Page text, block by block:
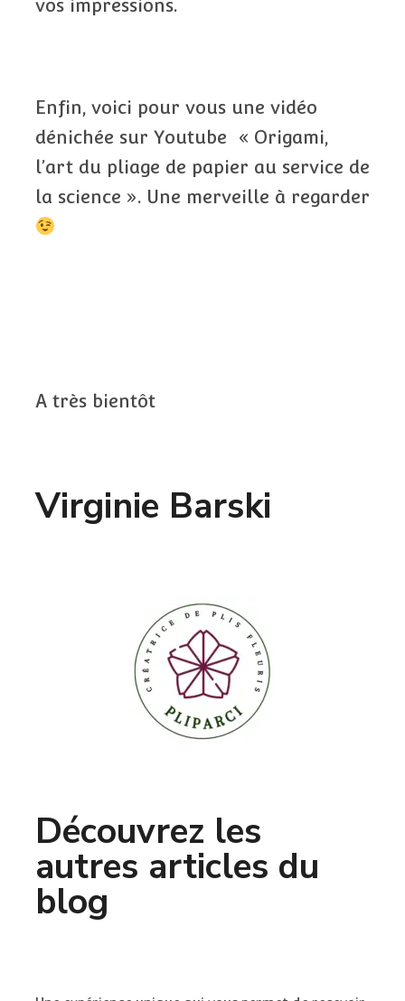
vos impressions.
Enfin, voici pour vous une vidéo
dénichée sur Youtube « Origami,
l’art du pliage de papier au service de
la science ». Une merveille à regarder
A très bientôt
Virginie Barski
Découvrez les
autres articles du
blog